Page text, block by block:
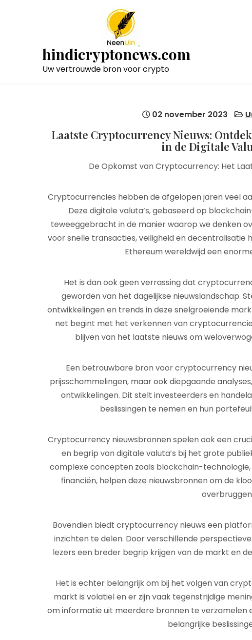
hindicryptonews.com
Uw vertrouwde bron voor crypto
02 november 2023
Laatste Cryptocurrency Nieuws:
in de Digitale
De Opkomst van Cryptocurrency: Het
Cryptocurrencies hebben de afgelopen jaren veel
Deze digitale valuta’s, gebaseerd op
teweeggebracht in de manier waarop we denken
voor snelle transacties, veiligheid en
Ethereum wereldwijd een
Het is dan ook geen verrassing dat
geworden van het dagelijkse nieuwslandschap.
ontwikkelingen en trends in deze snelgroeiende
net begint met het verkennen van
blijven van het laatste nieuws om
Een betrouwbare bron voor cryptocurrency
prijsschommelingen, maar ook diepgaande
ontwikkelingen. Dit stelt investeerders en
beslissingen te nemen en hun
Cryptocurrency nieuwsbronnen spelen ook een
en begrip van digitale valuta’s bij het grote
complexe concepten zoals blockchain-
financiën, helpen deze nieuwsbronnen om de
Bovendien biedt cryptocurrency nieuws een
inzichten te delen. Door verschillende
lezers een breder begrip krijgen van de markt en
Het is echter belangrijk om bij het volgen van
markt is volatiel en er zijn vaak tegenstrijdige
om informatie uit meerdere bronnen te verzamelen
belangrijke